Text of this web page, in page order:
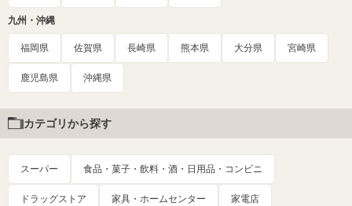
九州・沖縄
福岡県 佐賀県 長崎県 熊本県 大分県 宮崎県
鹿児島県 沖縄県
カテゴリから探す
スーパー 食品・菓子・飲料・酒・日用品・コンビニ
ドラッグストア 家具・ホームセンター 家電店